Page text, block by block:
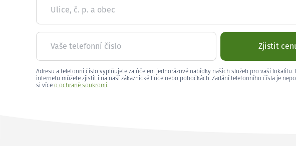
Ulice, č. p. a obec
Vaše telefonní číslo Zjistit
Adresu a telefonní číslo vyplňujete za účelem jednorázové nabídky našich služeb pro vaši lokalitu.
internetu můžete zjistit i na naší zákaznické lince nebo pobočkách. Zadání telefonního čísla je
si více o ochraně soukromí.